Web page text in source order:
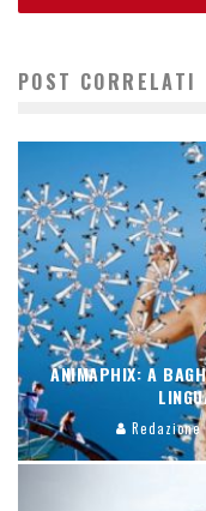
POST CORRELATI
ANIMAPHIX: A
Redazione